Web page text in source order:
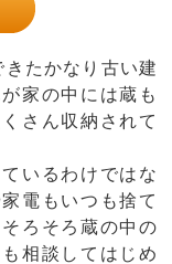
たかなり古い建
家の中には蔵も
さん収納されて
いるわけではな
電もいつも捨て
ろそろ蔵の中の
相談してはじめ